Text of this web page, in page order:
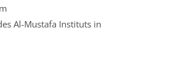
Al-Mustafa Instituts in